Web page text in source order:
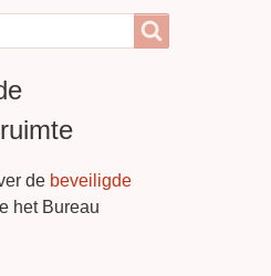
de beveiligde
het Bureau